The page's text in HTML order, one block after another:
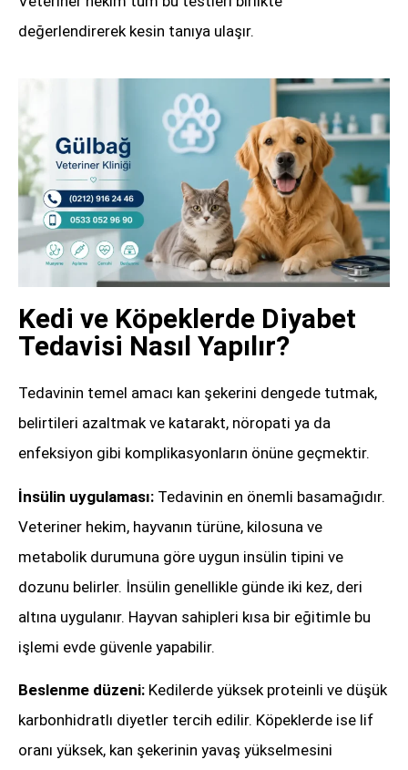
değerlendirerek kesin tanıya ulaşır.
Kedi ve Köpeklerde Diyabet
Tedavisi Nasıl Yapılır?
Tedavinin temel amacı kan şekerini dengede tutmak,
belirtileri azaltmak ve katarakt, nöropati ya da
enfeksiyon gibi komplikasyonların önüne geçmektir.
İnsülin uygulaması: Tedavinin en önemli basamağıdır.
Veteriner hekim, hayvanın türüne, kilosuna ve
metabolik durumuna göre uygun insülin tipini ve
dozunu belirler. İnsülin genellikle günde iki kez, deri
altına uygulanır. Hayvan sahipleri kısa bir eğitimle bu
işlemi evde güvenle yapabilir.
Beslenme düzeni: Kedilerde yüksek proteinli ve düşük
karbonhidratlı diyetler tercih edilir. Köpeklerde ise lif
oranı yüksek, kan şekerinin yavaş yükselmesini